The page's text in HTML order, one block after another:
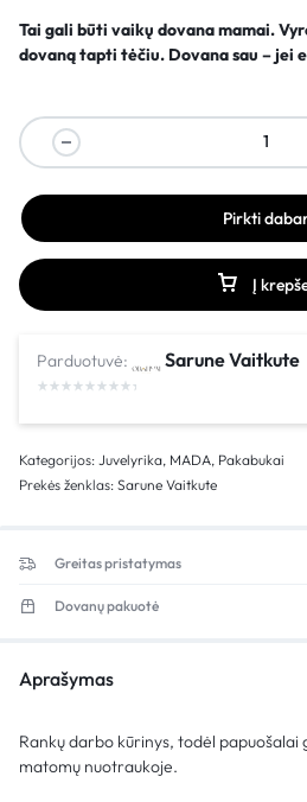
Tai gali būti vaikų dovana mamai.
dovaną tapti tėčiu. Dovana sau – jei
Į
Pirkti
Parduotuvė: Sarune Vaitkute
Kategorijos: Juvelyrika, MADA, Pakabukai
Prekės ženklas: Sarune Vaitkute
Greitas pristatymas
Dovanų pakuotė
Aprašymas
Rankų darbo kūrinys, todėl papuošalai
matomų nuotraukoje.